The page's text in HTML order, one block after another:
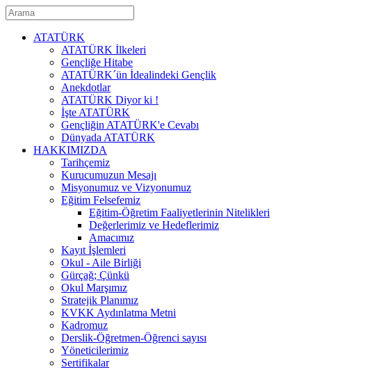
ATATÜRK
ATATÜRK İlkeleri
Gençliğe Hitabe
ATATÜRK´ün İdealindeki Gençlik
Anekdotlar
ATATÜRK Diyor ki !
İşte ATATÜRK
Gençliğin ATATÜRK'e Cevabı
Dünyada ATATÜRK
HAKKIMIZDA
Tarihçemiz
Kurucumuzun Mesajı
Misyonumuz ve Vizyonumuz
Eğitim Felsefemiz
Eğitim-Öğretim Faaliyetlerinin Nitelikleri
Değerlerimiz ve Hedeflerimiz
Amacımız
Kayıt İşlemleri
Okul - Aile Birliği
Gürçağ; Çünkü
Okul Marşımız
Stratejik Planımız
KVKK Aydınlatma Metni
Kadromuz
Derslik-Öğretmen-Öğrenci sayısı
Yöneticilerimiz
Sertifikalar